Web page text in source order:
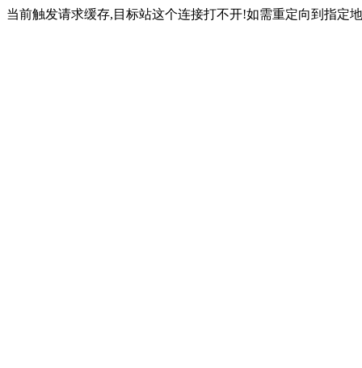
当前触发请求缓存,目标站这个连接打不开!如需重定向到指定